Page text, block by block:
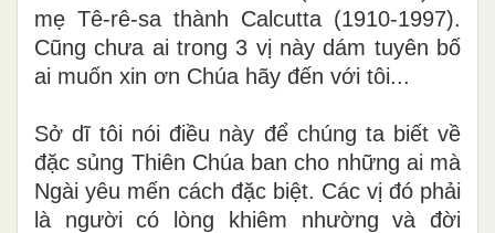
mẹ Tê-rê-sa thành Calcutta (1910-1997).
Cũng chưa ai trong 3 vị này dám tuyên bố
ai muốn xin ơn Chúa hãy đến với tôi...
Sở dĩ tôi nói điều này để chúng ta biết về
đặc sủng Thiên Chúa ban cho những ai mà
Ngài yêu mến cách đặc biệt. Cácvị đó phải
là người có lòng khiêm nhường và đời